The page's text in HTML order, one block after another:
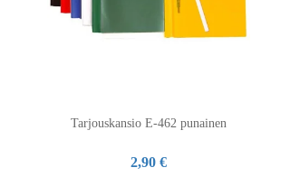
Tarjouskansio E-462 punainen
2,90 €